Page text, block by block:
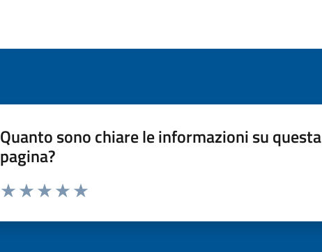
Quanto sono chiare le informazioni su questa
pagina?
Valuta da 1 a 5 stelle la pagina